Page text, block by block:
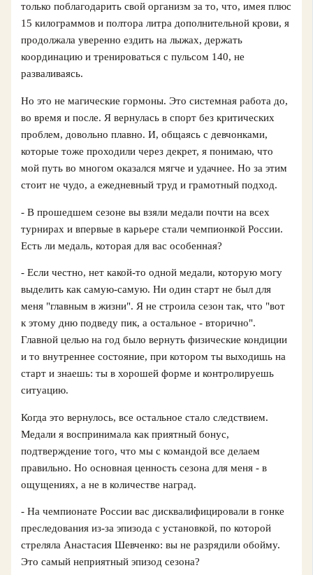
только поблагодарить свой организм за то, что, имея плюс
15 килограммов и полтора литра дополнительной крови, я
продолжала уверенно ездить на лыжах, держать
координацию и тренироваться с пульсом 140, не
разваливаясь.
Но это не магические гормоны. Это системная работа до,
во время и после. Я вернулась в спорт без критических
проблем, довольно плавно. И, общаясь с девчонками,
которые тоже проходили через декрет, я понимаю, что
мой путь во многом оказался мягче и удачнее. Но за этим
стоит не чудо, а ежедневный труд и грамотный подход.
- В прошедшем сезоне вы взяли медали почти на всех
турнирах и впервые в карьере стали чемпионкой России.
Есть ли медаль, которая для вас особенная?
- Если честно, нет какой‑то одной медали, которую могу
выделить как самую‑самую. Ни один старт не был для
меня "главным в жизни". Я не строила сезон так, что "вот
к этому дню подведу пик, а остальное - вторично".
Главной целью на год было вернуть физические кондиции
и то внутреннее состояние, при котором ты выходишь на
старт и знаешь: ты в хорошей форме и контролируешь
ситуацию.
Когда это вернулось, все остальное стало следствием.
Медали я воспринимала как приятный бонус,
подтверждение того, что мы с командой все делаем
правильно. Но основная ценность сезона для меня - в
ощущениях, а не в количестве наград.
- На чемпионате России вас дисквалифицировали в гонке
преследования из‑за эпизода с установкой, по которой
стреляла Анастасия Шевченко: вы не разрядили обойму.
Это самый неприятный эпизод сезона?